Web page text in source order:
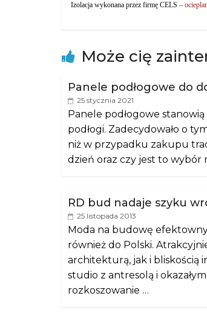
Izolacja wykonana przez firmę CELS –
Może cię
Panele podłogowe do
25 stycznia 2021
Panele podłogowe
podłogi. Zadecydowało o
niż w przypadku zakupu
dzień oraz czy jest to wybór
RD bud nadaje szyku
25 listopada 2013
Moda na budowę
również do Polski.
architekturą, jak i bliskością
studio z antresolą i
rozkoszowanie …